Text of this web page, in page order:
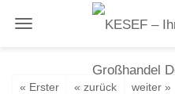
« Erster « zurück weiter »